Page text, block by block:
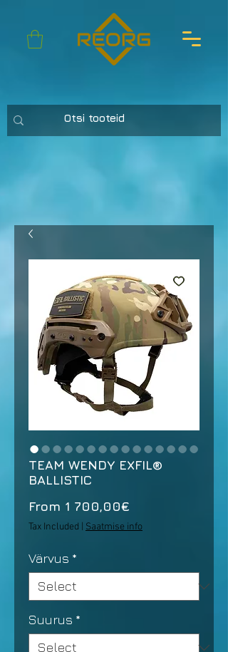
TEAM WENDY EXFIL®
BALLISTIC
From 1 700,00€
Price
Tax Included Saatmise info
Värvus *
Suurus *